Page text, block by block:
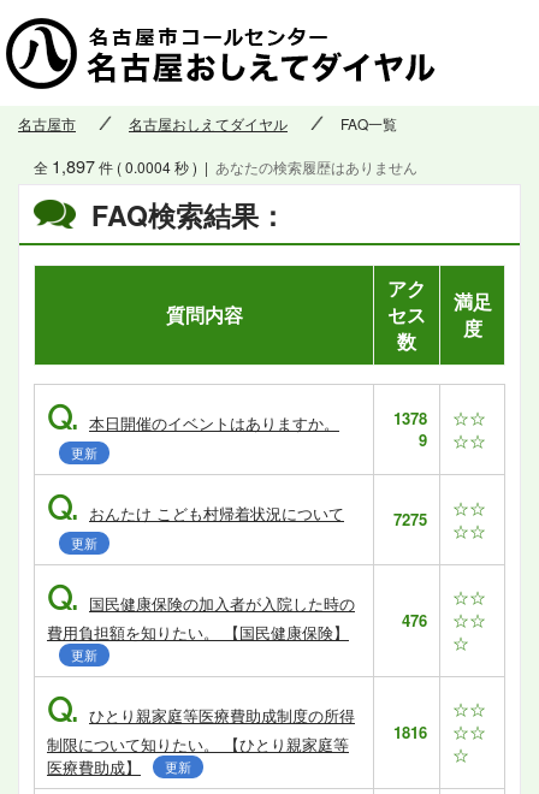
名古屋市 名古屋おしえてダイヤル FAQ一覧
FAQ検索結果：
全 1,897件 ( 0.0004 秒 ) | あなたの検索履歴はありません
質問内容
アク
セス
数
満足
度
Q. 本日開催のイベントはありますか。
更新
1378
9
☆☆
☆☆
Q. おんたけ こども村帰着状況について
更新
7275
☆☆
☆☆
Q. 国民健康保険の加入者が入院した時の
費用負担額を知りたい。 【国民健康保険】
更新
476
☆☆
☆☆
☆
Q. ひとり親家庭等医療費助成制度の所得
制限について知りたい。 【ひとり親家庭等
医療費助成】
更新
1816
☆☆
☆☆
☆